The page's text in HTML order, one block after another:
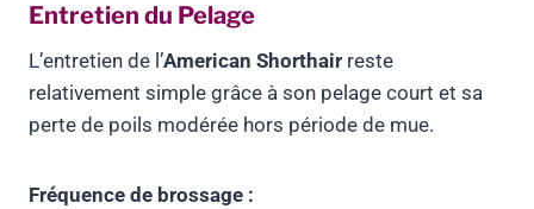
Entretien du Pelage
L’entretien de l’American Shorthair reste
relativement simple grâce à son pelage court et sa
perte de poils modérée hors période de mue.
Fréquence de brossage :